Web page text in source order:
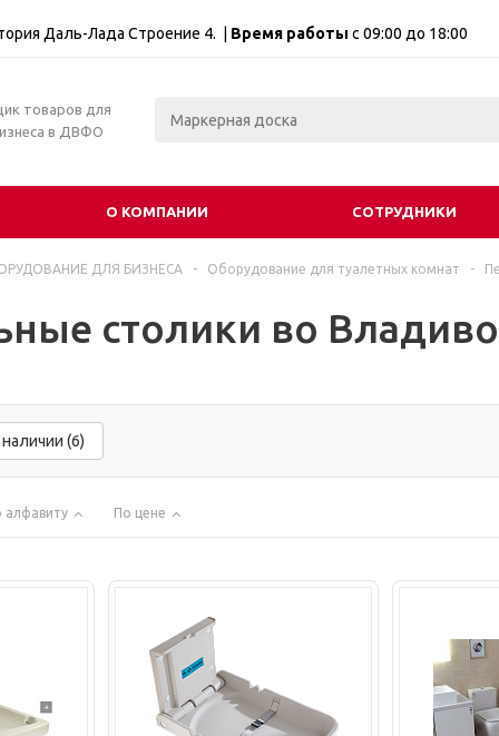
Даль-Лада Строение 4. | Время работы с 09:00 до 18:00
товаров для
в ДВФО
О КОМПАНИИ СОТРУДНИКИ
ДЛЯ БИЗНЕСА - Оборудование для туалетных комнат -
столики во
(6)
алфавиту По цене